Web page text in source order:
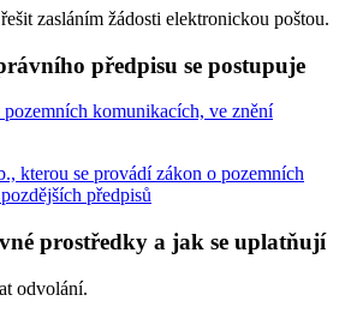
zasláním žádosti elektronickou poštou.
předpisu se postupuje
komunikacích, ve znění
kterou se provádí zákon o pozemních
předpisů
prostředky a jak se uplatňují
odvolání.